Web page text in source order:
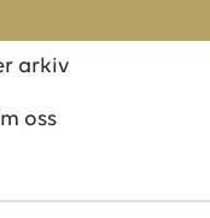
arkiv
oss